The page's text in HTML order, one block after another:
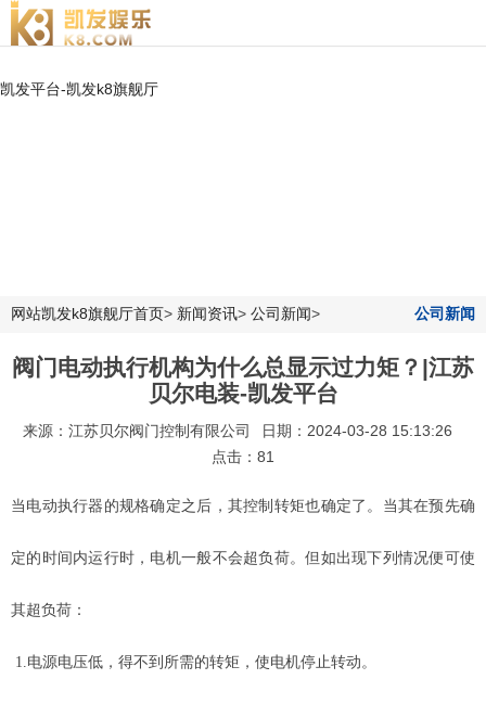
凯发平台-凯发k8旗舰厅
网站凯发k8旗舰厅首页> 新闻资讯> 公司新闻> 公司新闻
阀门电动执行机构为什么总显示过力矩？|江苏
贝尔电装-凯发平台
来源：江苏贝尔阀门控制有限公司
日期：2024-03-28 15:13:26
点击：81
当电动执行器的规格确定之后，其控制转矩也确定了。当其在预先确
定的时间内运行时，电机一般不会超负荷。但如出现下列情况便可使
其超负荷：
1.电源电压低，得不到所需的转矩，使电机停止转动。